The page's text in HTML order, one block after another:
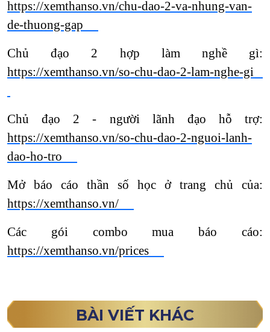
https://xemthanso.vn/chu-dao-2-va-nhung-van-
de-thuong-gap
Chủ đạo 2 hợp làm nghề gì:
https://xemthanso.vn/so-chu-dao-2-lam-nghe-gi
Chủ đạo 2 - người lãnh đạo hỗ trợ:
https://xemthanso.vn/so-chu-dao-2-nguoi-lanh-
dao-ho-tro
Mở báo cáo thần số học ở trang chủ của:
https://xemthanso.vn/
Các gói combo mua báo cáo:
https://xemthanso.vn/prices
BÀI VIẾT KHÁC